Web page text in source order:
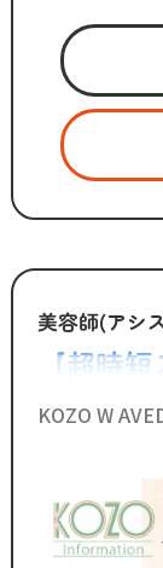
マーケティン
2代目社長に
新しい集客方法
時代に合わ
今後もより働
制度を更新し
◆グループの
￣￣￣￣￣
「30万円以上」☆
・月間来店人
美容師(アシ
【超時
業務を極
KOZO W